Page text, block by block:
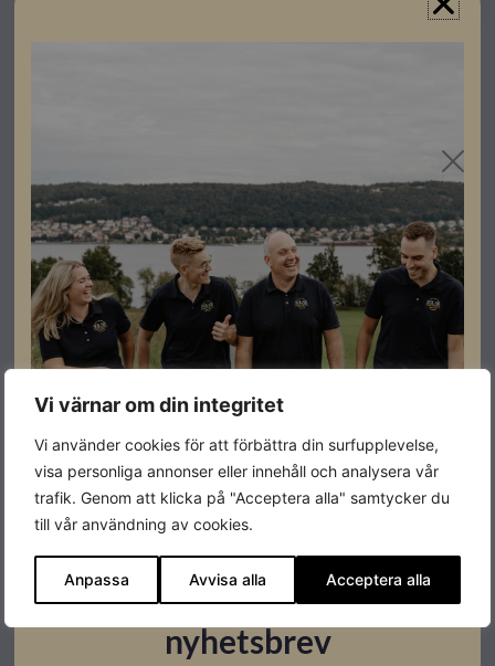
Vi värnar om din integritet
Vi använder cookies för att förbättra din surfupplevelse,
visa personliga annonser eller innehåll och analysera vår
trafik. Genom att klicka på "Acceptera alla" samtycker du
till vår användning av cookies.
Anpassa Avvisa alla Acceptera alla
Specifikationer
Batteriförberedd
Effekt 20kW
Varumärke Solinteg
Leverantörens
MHT-20K-40
Datablad
Ladda ner
Prenumerera på vårt
nyhetsbrev